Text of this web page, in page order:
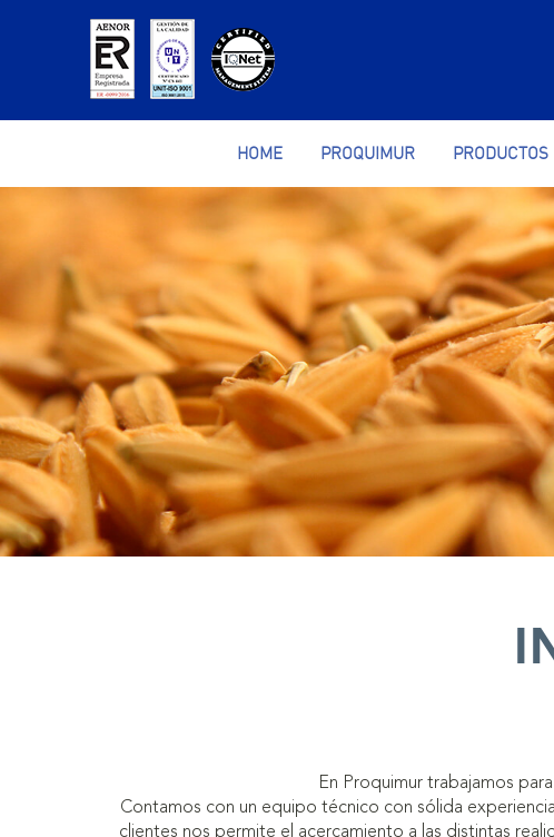
HOME PROQUIMUR PRODUCTOS
En Proquimur trabajamos
Contamos con un equipo técnico con sólida
clientes nos permite el acercamiento a las distintas